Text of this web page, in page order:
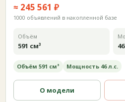
≈ 245 561 ₽
1000 объявлений в накопленной базе
Объём
591 см³
Объём 591 см³ Мощность 46 л.с.
О модели